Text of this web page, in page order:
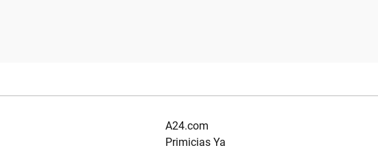
A24.com
Primicias Ya